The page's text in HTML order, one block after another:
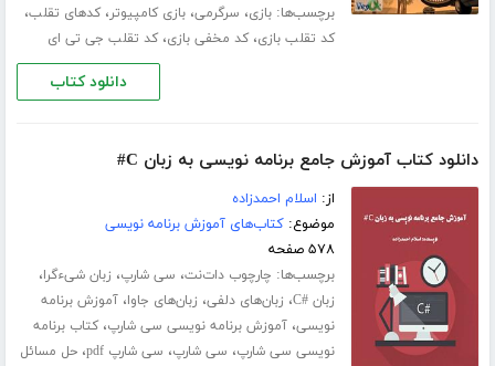
برچسب‌ها:بازی، سرگرمی،بازی کامپیوتر،کدهای تقلب،
کد تقلب بازی،کد مخفی بازی،کد تقلب جی تی ای
دانلود کتاب
دانلود کتاب آموزش جامع برنامه نویسی به زبان C#
از: اسلام احمدزاده
موضوع:کتاب‌های آموزش برنامه نویسی
۵۷۸ صفحه
برچسب‌ها: چارچوب دات‌نت، سی شارپ، زبان شیءگرا،
زبان #C ، زبان‌های دلفی، زبان‌های جاوا،آموزش برنامه
نویسی،آموزش برنامه نویسی سی شارپ،کتاب برنامه
نویسی سی شارپ، سی شارپ، سی شارپ pdf ،حل مسائل